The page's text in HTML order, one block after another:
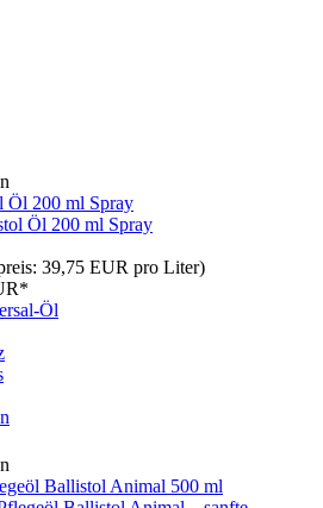
Öl 200 ml Spray
39,75 EUR pro Liter)
Öl
Ballistol Animal 500 ml